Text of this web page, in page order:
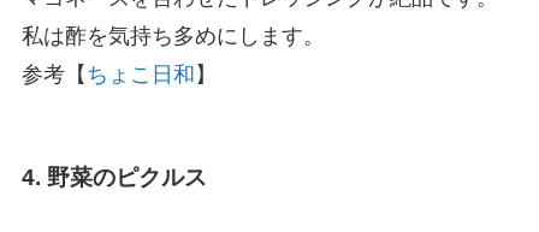
私は酢を気持ち多めにします。
参考【 ちょこ日和 】
4. 野菜のピクルス